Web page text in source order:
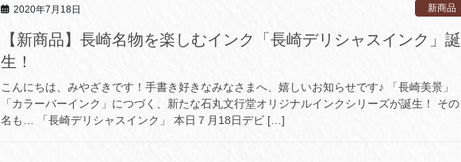
2020年7月18日 新商品
【新商品】長崎名物を楽しむインク「長崎デリシャスインク」誕
生！
こんにちは、みやざきです！手書き好きなみなさまへ、嬉しいお知らせです♪ 「長崎美景」
「カラーバーインク」につづく、新たな石丸文行堂オリジナルインクシリーズが誕生！ その
名も… 「長崎デリシャスインク」 本日７月18日デビ […]